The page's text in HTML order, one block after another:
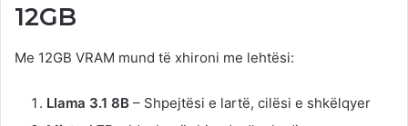
12GB
Me 12GB VRAM mund të xhironi me lehtësi:
Llama 3.1 8B – Shpejtësi e lartë, cilësi e shkëlqyer